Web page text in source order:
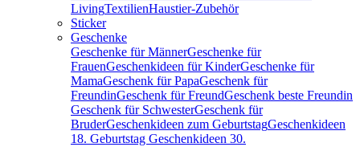
LivingTextilienHaustier-Zubehör
Sticker
Geschenke
Geschenke für MännerGeschenke für
FrauenGeschenkideen für KinderGeschenke für
MamaGeschenk für PapaGeschenk für
FreundinGeschenk für FreundGeschenk beste Freundin
Geschenk für SchwesterGeschenk für
BruderGeschenkideen zum GeburtstagGeschenkideen
18. Geburtstag Geschenkideen 30.